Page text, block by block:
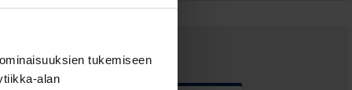
tukemiseen
alan